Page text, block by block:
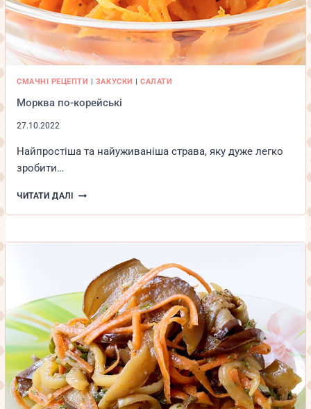
СМАЧНІ РЕЦЕПТИ | ЗАКУСКИ |САЛАТИ
Морква по-корейські
27.10.2022
Найпростіша та найуживаніша страва, яку дуже легко
зробити…
ЧИТАТИ ДАЛІ
МОРКВА